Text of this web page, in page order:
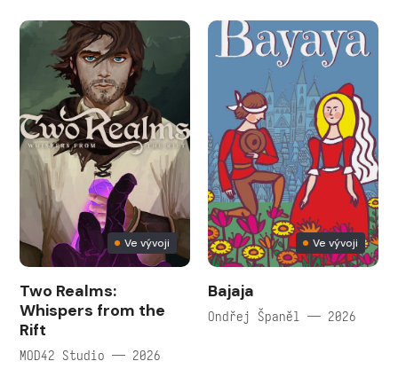
Ve vývoji
Two Realms:
Whispers from the
Rift
MOD42 Studio — 2026
Ve vývoji
Bajaja
Ondřej Španěl — 2026